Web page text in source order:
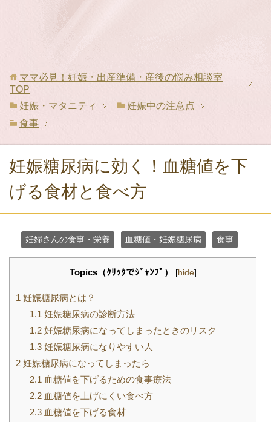
ママ必見！妊娠・出産準備・産後の悩み相談室
TOP
妊娠・マタニティ
妊娠中の注意点
食事
妊娠糖尿病に効く！血糖値を下
げる食材と食べ方
妊婦さんの食事・栄養 血糖値・妊娠糖尿病 食事
Topics（ｸﾘｯｸでｼﾞｬﾝﾌﾟ） [hide]
1 妊娠糖尿病とは？
1.1 妊娠糖尿病の診断方法
1.2妊娠糖尿病になってしまったときのリスク
1.3妊娠糖尿病になりやすい人
2 妊娠糖尿病になってしまったら
2.1 血糖値を下げるための食事療法
2.2血糖値を上げにくい食べ方
2.3血糖値を下げる食材